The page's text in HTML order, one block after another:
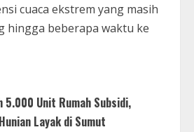
cuaca ekstrem yang masih
hingga beberapa waktu ke
5.000 Unit Rumah Subsidi,
Layak di Sumut